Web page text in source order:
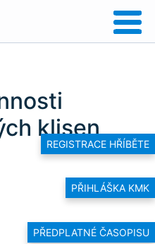
REGISTRACE HŘÍBĚTE
PŘIHLÁŠKA KMK
PŘEDPLATNÉ ČASOPISU
klisen